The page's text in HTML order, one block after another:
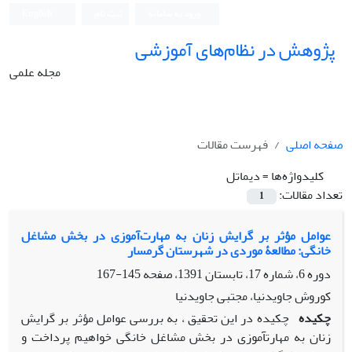
پژوهش در نظام‌های آموزشی
مجله علمی
صفحه اصلی
فهرست مقالات
کلیدواژه‌ها =دیماتل
تعداد مقالات:
1
عوامل مؤثر بر گرایش زنان به مهارت‌آموزی در بخش مشاغل
خانگی: مطالعۀ موردی در شهرستان گرمسار
دوره 6، شماره 17، تابستان 1391، صفحه
145-167
کوروش جاویدنیا، مجتبی جاویدنیا
چکیده چکیده در این تحقیق ، به بررسی عوامل مؤثر بر گرایش
زنان به مهارتآموزی در بخش مشاغل خانگی خواهیم پرداخت و